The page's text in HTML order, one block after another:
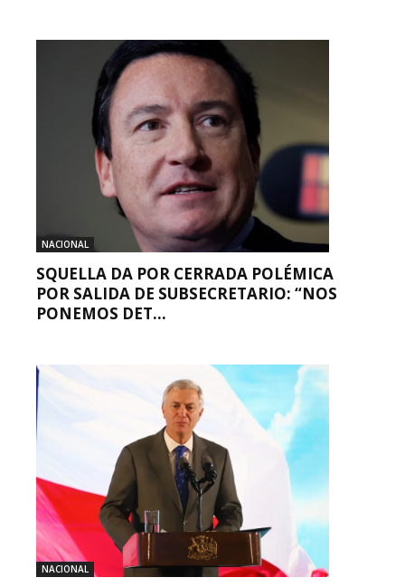
NACIONAL
SQUELLA DA POR CERRADA POLÉMICA
POR SALIDA DE SUBSECRETARIO: “NOS
PONEMOS DET...
NACIONAL